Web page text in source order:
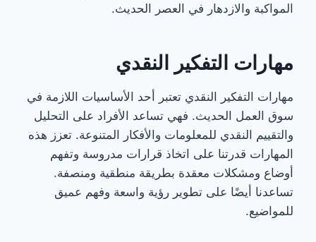
المواكبة والازدهار في العصر الحديث.
مهارات التفكير النقدي
مهارات التفكير النقدي تعتبر أحد الأساسيات اللازمة في
سوق العمل الحديث. فهي تساعد الأفراد على التحليل
والتقييم النقدي للمعلومات والأفكار المتنوعة. تعزز هذه
المهارات قدرتنا على اتخاذ قرارات مدروسة وتفهم
أوضاع ومشكلات معقدة بطريقة منطقية ومنصفة.
تساعدنا أيضًا على تطوير رؤية واسعة وفهم عميق
للمواضيع.